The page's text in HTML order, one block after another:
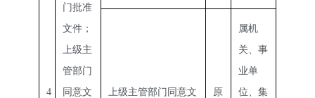
4
门批准
文件；
上级主
管部门
同意文
上级主管部门同意文
原
属机
关、事
业单
位、集